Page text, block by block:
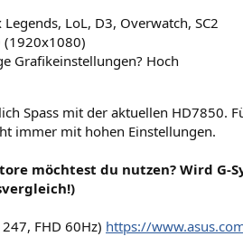
LoL, D3, Overwatch, SC2
(1920x1080)
Grafikeinstellungen? Hoch
Spass mit der aktuellen HD7850.
immer mit hohen Einstellungen.
möchtest du nutzen? Wird G-
FHD 60Hz) https://